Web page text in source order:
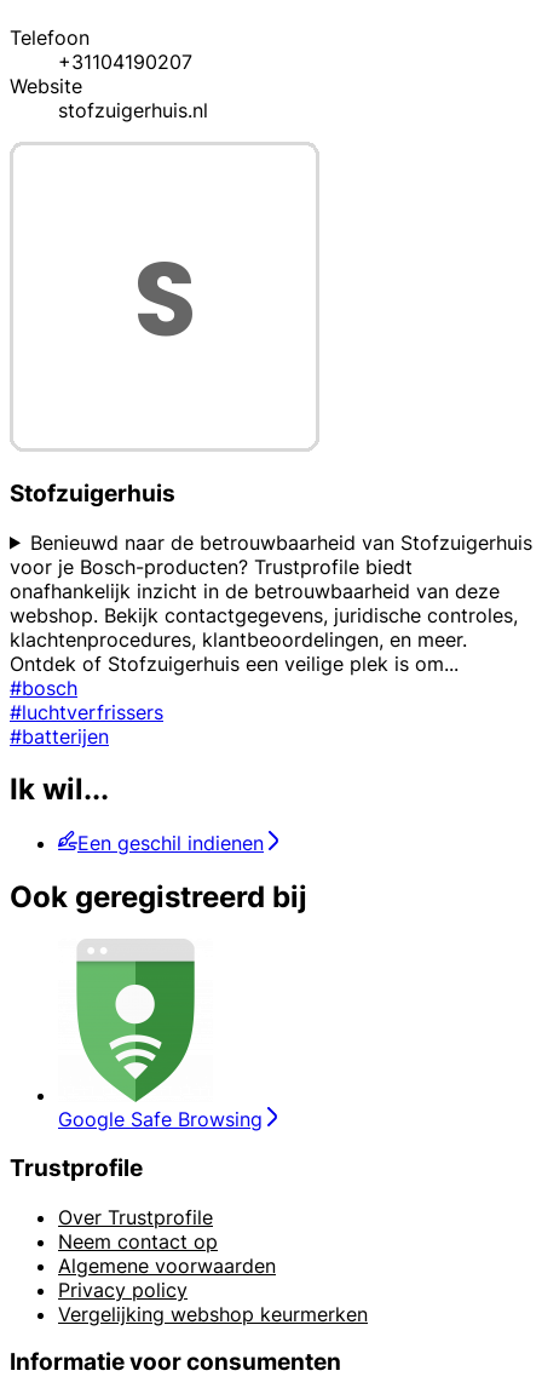
Telefoon
+31104190207
Website
stofzuigerhuis.nl
Stofzuigerhuis
Benieuwd naar de betrouwbaarheid van Stofzuigerhuis
voor je Bosch-producten? Trustprofile biedt
onafhankelijk inzicht in de betrouwbaarheid van deze
webshop. Bekijk contactgegevens, juridische controles,
klachtenprocedures, klantbeoordelingen, en meer.
Ontdek of Stofzuigerhuis een veilige plek is om...
#bosch
#luchtverfrissers
#batterijen
Ik wil...
Een geschil indienen
Ook geregistreerd bij
Google Safe Browsing
Trustprofile
Over Trustprofile
Neem contact op
Algemene voorwaarden
Privacy policy
Vergelijking webshop keurmerken
Informatie voor consumenten